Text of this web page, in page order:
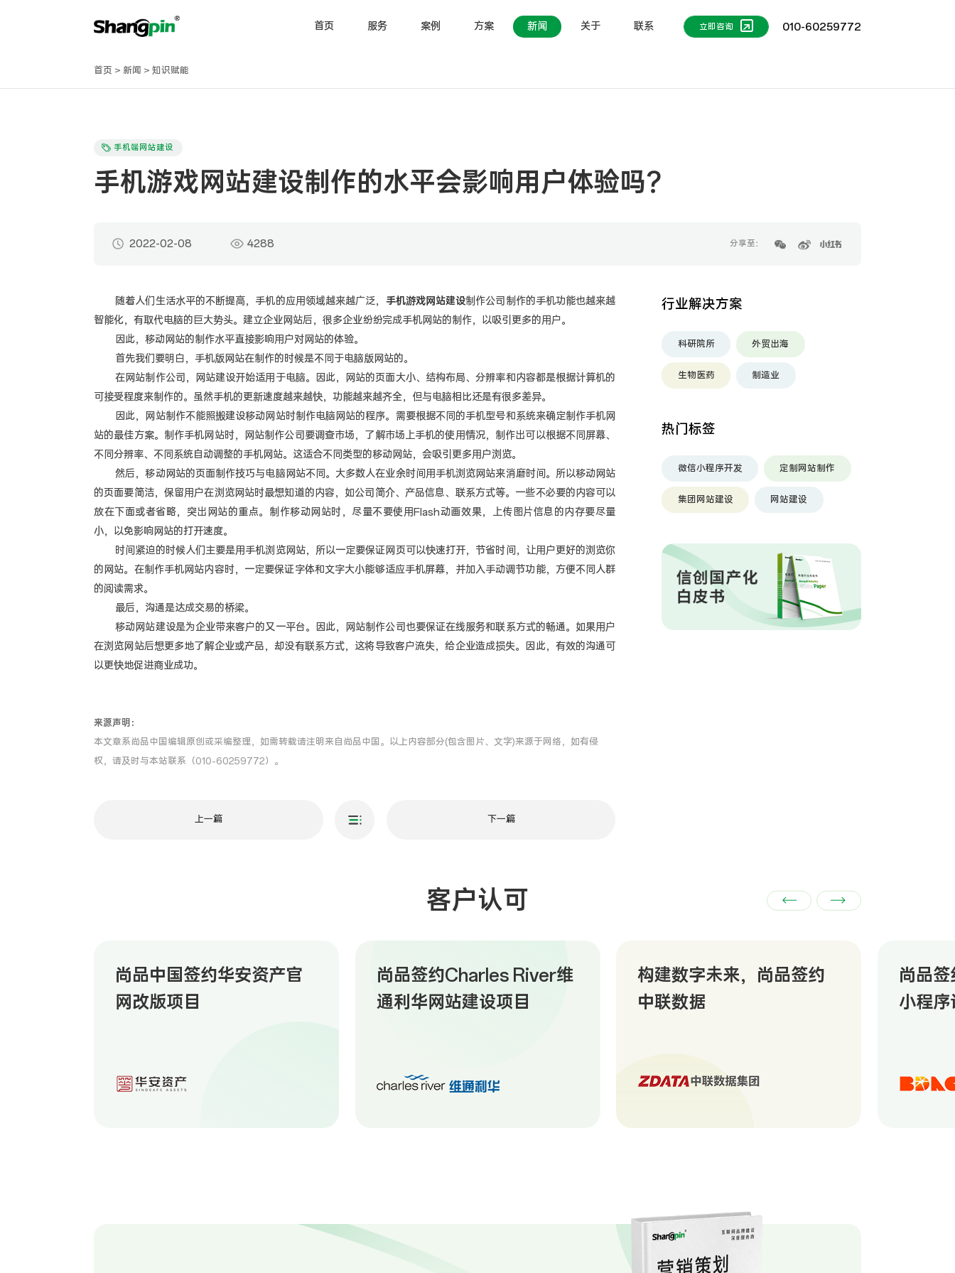
首页 服务 案例 方案 新闻 关于 联系 立即咨询 010-60259772
首页 > 新闻 > 知识赋能
手机端网站建设
手机游戏网站建设制作的水平会影响用户体验吗？
2022-02-08 4288 分享至：
随着人们生活水平的不断提高，手机的应用领域越来越广泛， 手机游戏网站建设制作公司制作的手机功能也越来越
智能化，有取代电脑的巨大势头。建立企业网站后，很多企业纷纷完成手机网站的制作，以吸引更多的用户。
因此，移动网站的制作水平直接影响用户对网站的体验。
首先我们要明白，手机版网站在制作的时候是不同于电脑版网站的。
在网站制作公司，网站建设开始适用于电脑。因此，网站的页面大小、结构布局、分辨率和内容都是根据计算机的
可接受程度来制作的。虽然手机的更新速度越来越快，功能越来越齐全，但与电脑相比还是有很多差异。
因此，网站制作不能照搬建设移动网站时制作电脑网站的程序。需要根据不同的手机型号和系统来确定制作手机网
站的最佳方案。制作手机网站时，网站制作公司要调查市场，了解市场上手机的使用情况，制作出可以根据不同屏幕、
不同分辨率、不同系统自动调整的手机网站。这适合不同类型的移动网站，会吸引更多用户浏览。
然后，移动网站的页面制作技巧与电脑网站不同。大多数人在业余时间用手机浏览网站来消磨时间。所以移动网站
的页面要简洁，保留用户在浏览网站时最想知道的内容，如公司简介、产品信息、联系方式等。一些不必要的内容可以
放在下面或者省略，突出网站的重点。制作移动网站时，尽量不要使用Flash动画效果，上传图片信息的内存要尽量
小，以免影响网站的打开速度。
时间紧迫的时候人们主要是用手机浏览网站，所以一定要保证网页可以快速打开，节省时间，让用户更好的浏览你
的网站。在制作手机网站内容时，一定要保证字体和文字大小能够适应手机屏幕，并加入手动调节功能，方便不同人群
的阅读需求。
最后，沟通是达成交易的桥梁。
移动网站建设是为企业带来客户的又一平台。因此，网站制作公司也要保证在线服务和联系方式的畅通。如果用户
在浏览网站后想更多地了解企业或产品，却没有联系方式，这将导致客户流失，给企业造成损失。因此，有效的沟通可
以更快地促进商业成功。
来源声明：
本文章系尚品中国编辑原创或采编整理，如需转载请注明来自尚品中国。以上内容部分(包含图片、文字)来源于网络，如有侵
权，请及时与本站联系（010-60259772）。
上一篇 下一篇
行业解决方案
科研院所 外贸出海
生物医药 制造业
热门标签
微信小程序开发 定制网站制作
集团网站建设 网站建设
客户认可
尚品中国签约华安资产官
网改版项目
尚品签约Charles River维
通利华网站建设项目
构建数字未来，尚品签约
中联数据
尚品
小程